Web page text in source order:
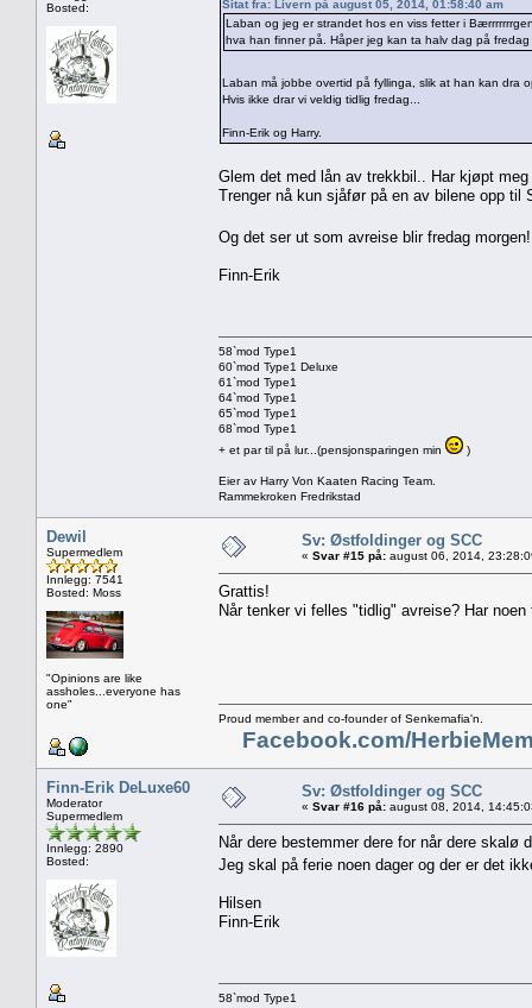
Bosted:
Sitat fra: Livern på august 05, 2014, 01:58:40 am
Laban og jeg er strandet hos en viss fetter i
hva han finner på. Håper jeg kan ta halv dag på
Laban må jobbe overtid på fyllinga, slik at han kan dra
Hvis ikke drar vi veldig tidlig fredag...
Finn-Erik og Harry.
Glem det med lån av trekkbil.. Har kjøpt
Trenger nå kun sjåfør på en av bilene opp til
Og det ser ut som avreise blir fredag
Finn-Erik
58`mod Type1
60`mod Type1 Deluxe
61`mod Type1
64`mod Type1
65`mod Type1
68`mod Type1
+ et par til på lur...(pensjonsparingen min
)
Eier av Harry Von Kaaten Racing Team.
Rammekroken Fredrikstad
Dewil
Supermedlem
Innlegg: 7541
Bosted: Moss
"Opinions are like
assholes...everyone has
one"
Sv: Østfoldinger og SCC
« Svar #15 på: august 06, 2014,
Grattis!
Når tenker vi felles "tidlig" avreise? Har
Proud member and co-founder of Senkemafia'n.
Facebook.com/
Finn-Erik DeLuxe60
Moderator
Supermedlem
Innlegg: 2890
Bosted:
Sv: Østfoldinger og SCC
« Svar #16 på: august 08, 2014,
Når dere bestemmer dere for når dere
Jeg skal på ferie noen dager og der er det
Hilsen
Finn-Erik
58`mod Type1